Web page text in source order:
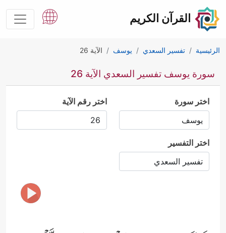
القرآن الكريم
الرئيسية تفسير السعدي يوسف الآية 26
سورة يوسف تفسير السعدي الآية 26
اختر سورة اختر رقم الآية
اختر التفسير